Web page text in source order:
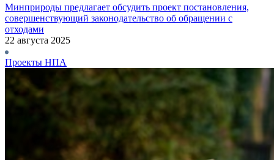
Минприроды предлагает обсудить проект постановления,
совершенствующий законодательство об обращении с
отходами
22 августа 2025
Проекты НПА